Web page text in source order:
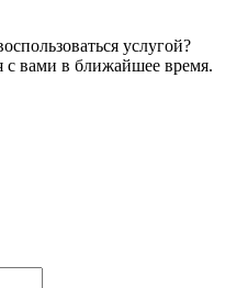
услугой?
с вами в ближайшее время.